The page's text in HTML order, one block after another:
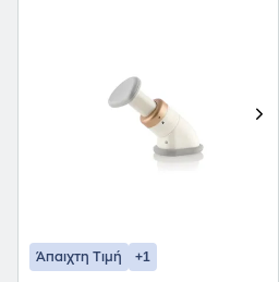
Άπαιχτη Τιμή +1